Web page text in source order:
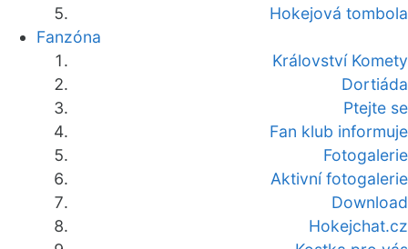
Hokejová tombola
Fanzóna
Království Komety
Dortiáda
Ptejte se
Fan klub informuje
Fotogalerie
Aktivní fotogalerie
Download
Hokejchat.cz